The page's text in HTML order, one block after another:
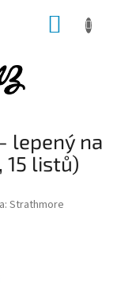
lepený na
listů)
Strathmore